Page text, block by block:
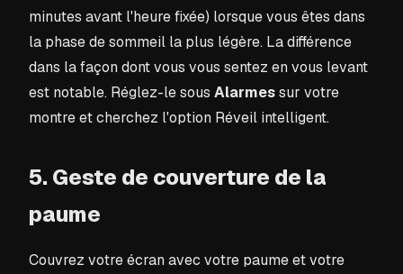
minutes avant l'heure fixée) lorsque vous êtes dans
la phase de sommeil la plus légère. La différence
dans la façon dont vous vous sentez en vous levant
est notable. Réglez-le sous Alarmessur votre
montre et cherchez l'option Réveil intelligent.
5. Geste de couverture de la
paume
Couvrez votre écran avec votre paume et votre